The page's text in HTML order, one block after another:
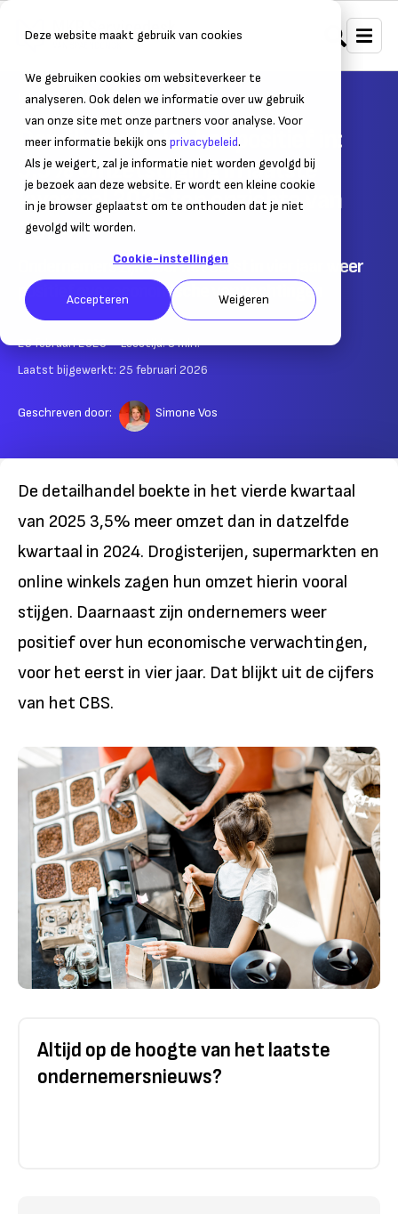
Deze website maakt gebruik van cookies
We gebruiken cookies om websiteverkeer te
analyseren. Ook delen we informatie over uw gebruik
van onze site met onze partners voor analyse. Voor
meer informatie bekijk ons privacybeleid.
Als je weigert, zal je informatie niet worden gevolgd bij
je bezoek aan deze website. Er wordt een kleine cookie
in je browser geplaatst om te onthouden dat je niet
gevolgd wilt worden.
Cookie-instellingen
Accepteren Weigeren
Home Nieuws Ondernemersnieuws
Detailhandel ziet het positief in:
3,5% omzetstijging in laatste
kwartaal 2025 ten opzichte van
2024
Ondernemers zijn voor het eerst in vier jaar weer
positief over economische verwachtingen
25 februari 2026– Leestijd:3min.
Laatst bijgewerkt: 25 februari 2026
Geschreven door: Simone Vos
De detailhandel boekte in het vierde kwartaal
van 2025 3,5% meer omzet dan in datzelfde
kwartaal in 2024. Drogisterijen, supermarkten en
online winkels zagen hun omzet hierin vooral
stijgen. Daarnaast zijn ondernemers weer
positief over hun economische verwachtingen,
voor het eerst in vier jaar. Dat blijkt uit de cijfers
van het CBS.
Altijd op de hoogte van het laatste
ondernemersnieuws?